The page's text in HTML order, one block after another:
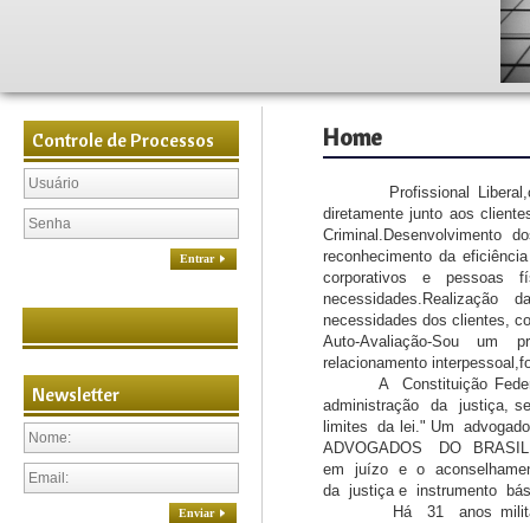
Controle de Processos
Entrar
Newsletter
Enviar
Home
Profissional Liberal,com
diretamente junto aos
Criminal.Desenvolvimento
reconhecimento da
corporativos e pessoas
necessidades dos clientes,
Auto-Avaliação-Sou um
relacionamento
A Constituição Federal
administração da justiça,
limites da lei." Um
ADVOGADOS DO
em juízo e o
da justiça e instrumento
Há 31 anos